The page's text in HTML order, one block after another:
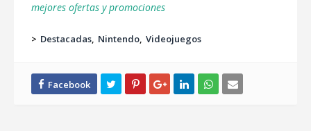
mejores ofertas y promociones
> Destacadas Nintendo Videojuegos